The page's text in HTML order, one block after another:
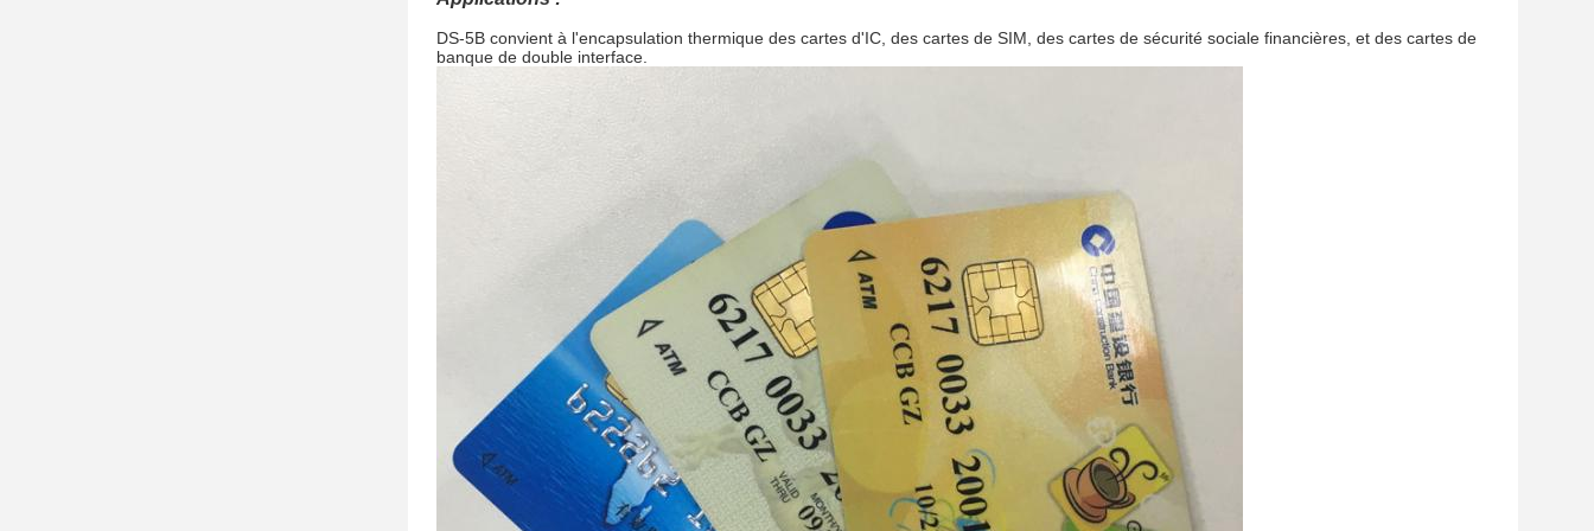
DS-5B convient à l'encapsulation thermique des cartes d'IC, des cartes de SIM, des cartes de sécurité sociale financières, et des cartes de
banque de double interface.